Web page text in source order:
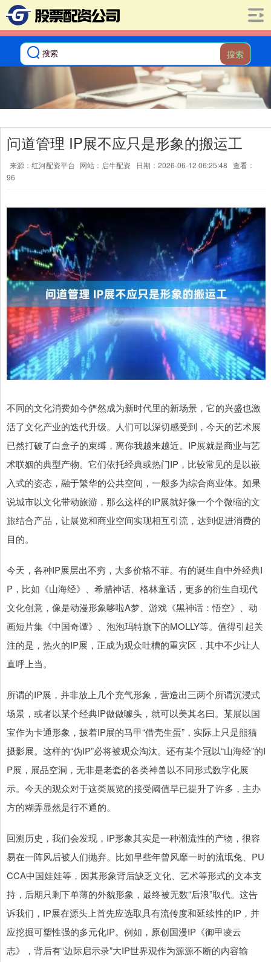
搜索
问道管理 IP展不应只是形象的搬运工
来源：红河配资平台 网站：启牛配资 日期：2026-06-12 06:25:48 查看：
96
不同的文化消费如今俨然成为新时代里的新场景，它的兴盛也激
活了文化产业的迭代升级。人们可以深切感受到，今天的艺术展
已然打破了白盒子的束缚，离你我越来越近。IP展就是商业与艺
术联姻的典型产物。它们依托经典或热门IP，比较常见的是以嵌
入式的姿态，融于繁华的公共空间，一般多为综合商业体。如果
说城市以文化带动旅游，那么这样的IP展就好像一个个微缩的文
旅结合产品，让展览和商业空间实现相互引流，达到促进消费的
目的。
今天，各种IP展层出不穷，大多价格不菲。有的诞生自中外经典I
P，比如《山海经》、希腊神话、格林童话，更多的衍生自现代
文化创意，像是动漫形象哆啦A梦、游戏《黑神话：悟空》、动
画短片集《中国奇谭》、泡泡玛特旗下的MOLLY等。值得引起关
注的是，热火的IP展，正成为观众吐槽的重灾区，其中不少让人
直呼上当。
所谓的IP展，并非放上几个充气形象，营造出三两个所谓沉浸式
场景，或者以某个经典IP做做噱头，就可以美其名曰。某展以国
宝作为卡通形象，披着IP展的马甲“借壳生蛋”，实际上只是熊猫
摄影展。这样的“伪IP”必将被观众淘汰。还有某个冠以“山海经”的I
P展，展品空洞，无非是老套的各类神兽以不同形式数字化展
示。今天的观众对于这类展览的接受阈值早已提升了许多，主办
方的糊弄显然是行不通的。
回溯历史，我们会发现，IP形象其实是一种潮流性的产物，很容
易在一阵风后被人们抛弃。比如早些年曾风靡一时的流氓兔、PU
CCA中国娃娃等，因其形象背后缺乏文化、艺术等形式的文本支
持，后期只剩下单薄的外貌形象，最终被无数“后浪”取代。这告
诉我们，IP展在源头上首先应选取具有流传度和延续性的IP，并
应挖掘可塑性强的多元化IP。例如，原创国漫IP《御甲凌云
志》，背后有“边际启示录”大IP世界观作为源源不断的内容输